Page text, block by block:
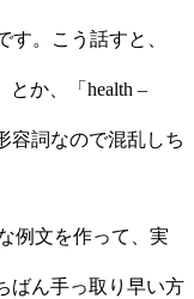
す。こう話すと、
とか、「health –
容詞なので混乱しち
例文を作って、実
ばん手っ取り早い方